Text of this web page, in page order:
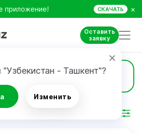
приложение! СКАЧАТЬ ×
Оставить
заявку
"Узбекистан - Ташкент"?
Изменить